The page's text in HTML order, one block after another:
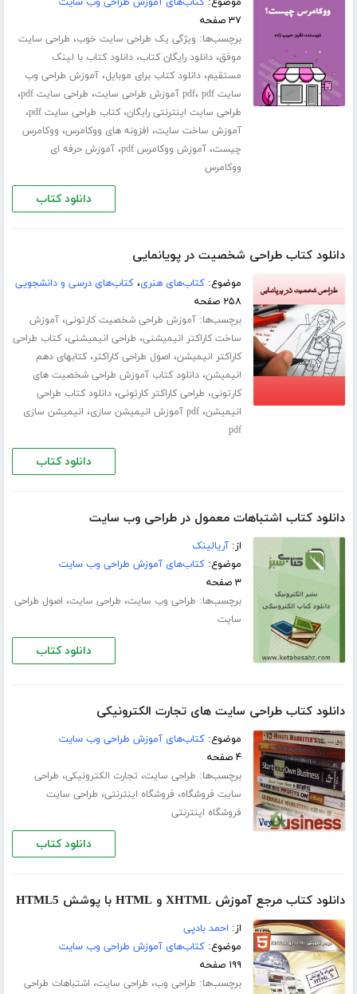
۳۷ صفحه
برچسب‌ها: ویژگی یک طراحی سایت خوب، طراحی سایت
موفق،دانلود رایگان کتاب،دانلود کتاب با لینک
مستقیم،دانلود کتاب برای موبایل،آموزش طراحی وب
سایت pdf
، pdf آموزش طراحی سایت ، طراحی سایت pdf ،
طراحی سایت اینترنتی رایگان،کتاب طراحی سایت pdf ،
آموزش ساخت سایت، افزونه های ووکامرس، ووکامرس
چیست،آموزش ووکامرس pdf ،آموزش حرفه ای
ووکامرس
دانلود کتاب
دانلود کتاب طراحی شخصیت در پویانمایی
موضوع:کتاب‌های هنری،کتاب‌های درسی و دانشجویی
۲۵۸ صفحه
برچسب‌ها:آموزش طراحی شخصیت کارتونی،آموزش
ساخت کاراکتر انیمیشنی، طراحی انیمیشنی،کتاب طراحی
کاراکتر انیمیشن، اصول طراحی کاراکتر،کتابهای دهم
انیمیشن،دانلود کتاب آموزش طراحی شخصیت های
کارتونی، طراحی کاراکتر کارتونی،دانلود کتاب طراحی
انیمیشن،pdf آموزش انیمیشن سازی ، انیمیشن سازی
pdf
دانلود کتاب
دانلود کتاب اشتباهات معمول در طراحی وب سایت
از:آریالینک
موضوع:کتاب‌های آموزش طراحی وب سایت
۳ صفحه
برچسب‌ها: طراحی وب سایت، طراحی سایت، اصول طراحی
سایت
دانلود کتاب
دانلود کتاب طراحی سایت های تجارت الکترونیکی
موضوع:کتاب‌های آموزش طراحی وب سایت
۴ صفحه
برچسب‌ها: طراحی سایت، تجارت الکترونیکی، طراحی
سایت فروشگاه، فروشگاه اینترنتی، طراحی سایت
فروشگاه اینترنتی
دانلود کتاب
دانلود کتاب مرجع آموزش XHTML و HTML با پوشش HTML5
از: احمد بادپی
موضوع:کتاب‌های آموزش طراحی وب سایت
۱۹۹ صفحه
برچسب‌ها: طراحی وب، طراحی سایت، اشتباهات طراحی